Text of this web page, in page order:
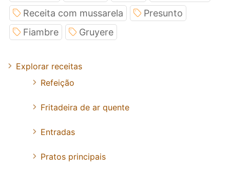
Receita com mussarela
Presunto
Fiambre
Gruyere
Explorar receitas
Refeição
Fritadeira de ar quente
Entradas
Pratos principais